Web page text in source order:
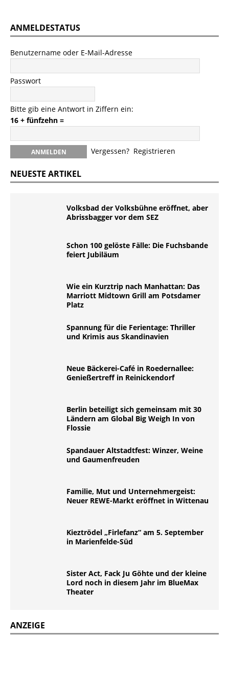
ANMELDESTATUS
Benutzername oder E-Mail-Adresse
Passwort
Bitte gib eine Antwort in Ziffern ein:
16 + fünfzehn =
Vergessen? Registrieren
NEUESTE ARTIKEL
Volksbad der Volksbühne eröffnet, aber
Abrissbagger vor dem SEZ
Schon 100 gelöste Fälle: Die Fuchsbande
feiert Jubiläum
Wie ein Kurztrip nach Manhattan: Das
Marriott Midtown Grill am Potsdamer
Platz
Spannung für die Ferientage: Thriller
und Krimis aus Skandinavien
Neue Bäckerei-Café in Roedernallee:
Genießertreff in Reinickendorf
Berlin beteiligt sich gemeinsam mit 30
Ländern am Global Big Weigh In von
Flossie
Spandauer Altstadtfest: Winzer, Weine
und Gaumenfreuden
Familie, Mut und Unternehmergeist:
Neuer REWE-Markt eröffnet in Wittenau
Kieztrödel „Firlefanz“ am 5. September
in Marienfelde-Süd
Sister Act, Fack Ju Göhte und der kleine
Lord noch in diesem Jahr im BlueMax
Theater
ANZEIGE